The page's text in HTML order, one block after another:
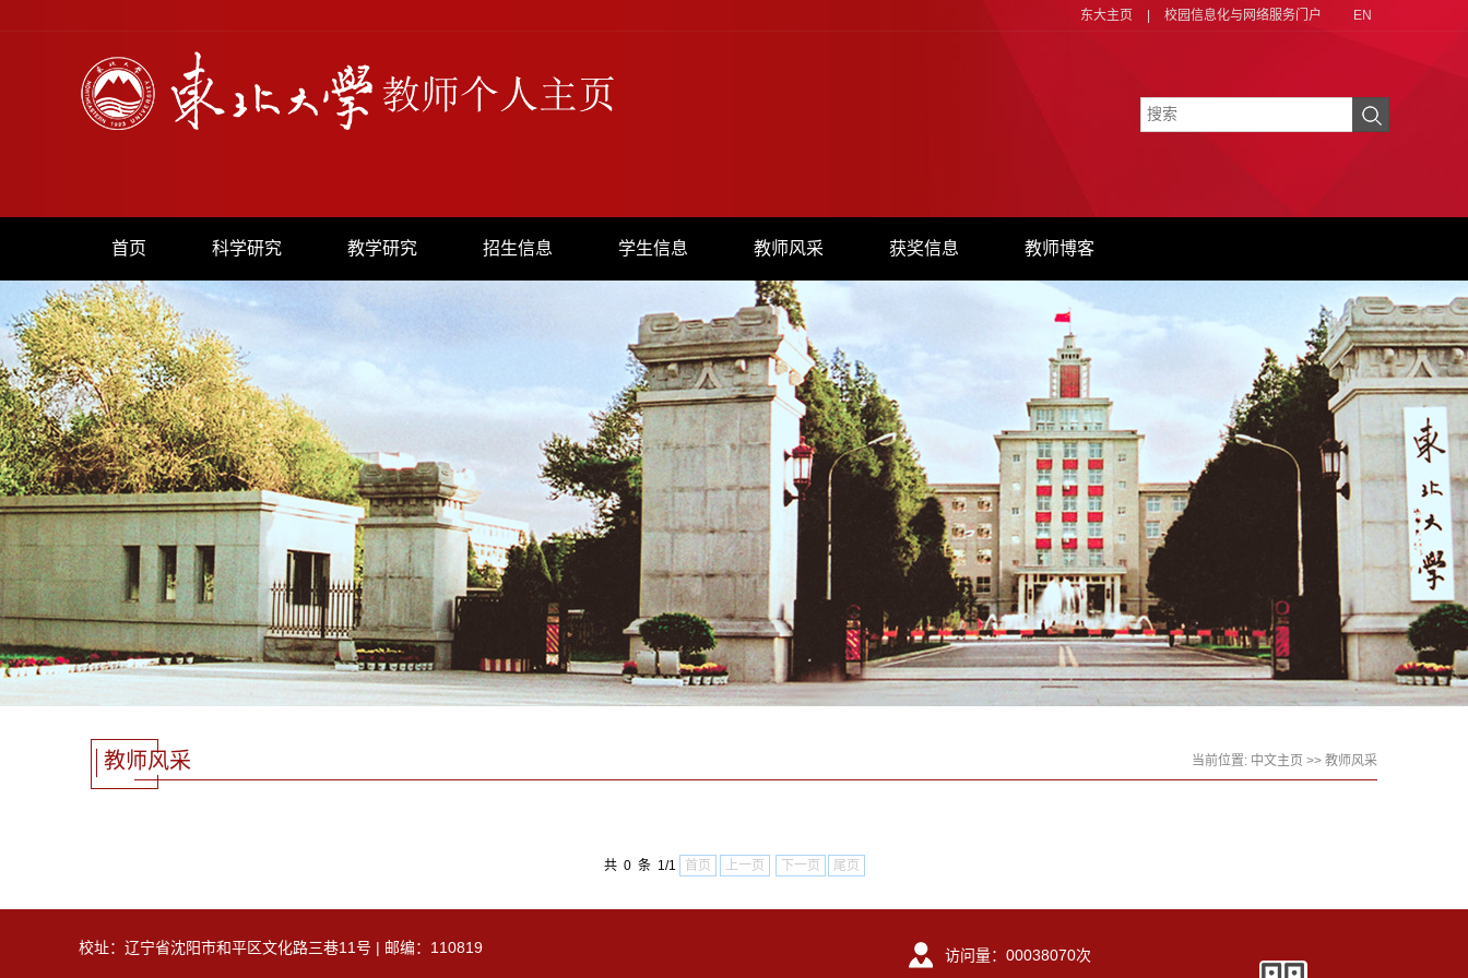
东大主页 校园信息化与网络服务门户 EN
首页 科学研究 教学研究 招生信息 学生信息 教师风采 获奖信息 教师博客
教师风采 当前位置: 中文主页 >> 教师风采
共 0 条 1/1 首页 上一页 下一页 尾页
校址：辽宁省沈阳市和平区文化路三巷11号 | 邮编：110819 访问量： 00038070次